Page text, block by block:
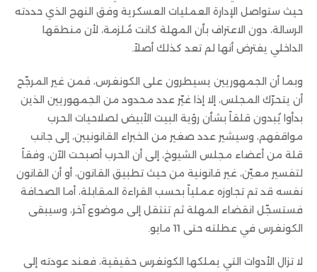
حيث ستواصل الإدارة العمليات العسكرية وفق النهج الذي حددته
الرسالة، دون الاعتراف بأن المهلة كانت مُلزمة، لأن منطقها
الداخلي يفترض أنها لم تعد كذلك أصلاً.
وبما أن الجمهوريين يسيطرون على الكونغرس، فمن غير المرجّح
أن يتحرّك المجلس، إلا إذا غيّر عدد محدود من الجمهوريين الذين
بدأوا يُبدون قلقاً بشأن رؤية البيت الأبيض لصلاحيات الحرب
مواقفهم، وسيشير عدد صغير من الخبراء القانونيين، إلى جانب
قلة من أعضاء مجلس الشيوخ، إلى أن الحرب أصبحت الآن، وفقاً
لتفسير معيّن، غير قانونية من حيث تطبيق القانون، أو أن القانون
نفسه قد تم تجاوزه عملياً بحسب القراءة المقابلة، أما الصحافة
فستسجّل انقضاء المهلة ثم تنتقل إلى موضوع آخر، وسيبقى
الكونغرس في عطلته حتى 11 مايو.
لا تزال الأدوات التي يملكها الكونغرس حقيقية، فعند عودته إلى